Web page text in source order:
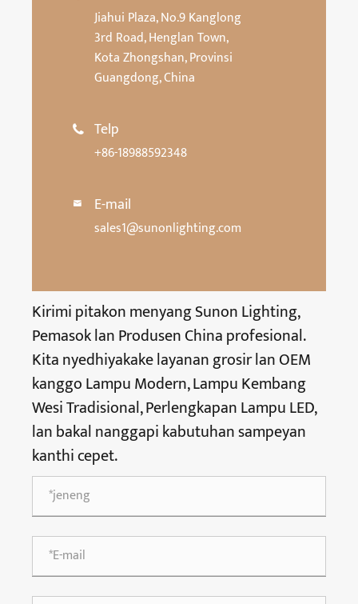
Jiahui Plaza, No.9 Kanglong
3rd Road, Henglan Town,
Kota Zhongshan, Provinsi
Guangdong, China
 Telp
+86-18988592348
 E-mail
sales1@sunonlighting.com
Kirimi pitakon menyang Sunon Lighting,
Pemasok lan Produsen China profesional.
Kita nyedhiyakake layanan grosir lan OEM
kanggo Lampu Modern, Lampu Kembang
Wesi Tradisional, Perlengkapan Lampu LED,
lan bakal nanggapi kabutuhan sampeyan
kanthi cepet.